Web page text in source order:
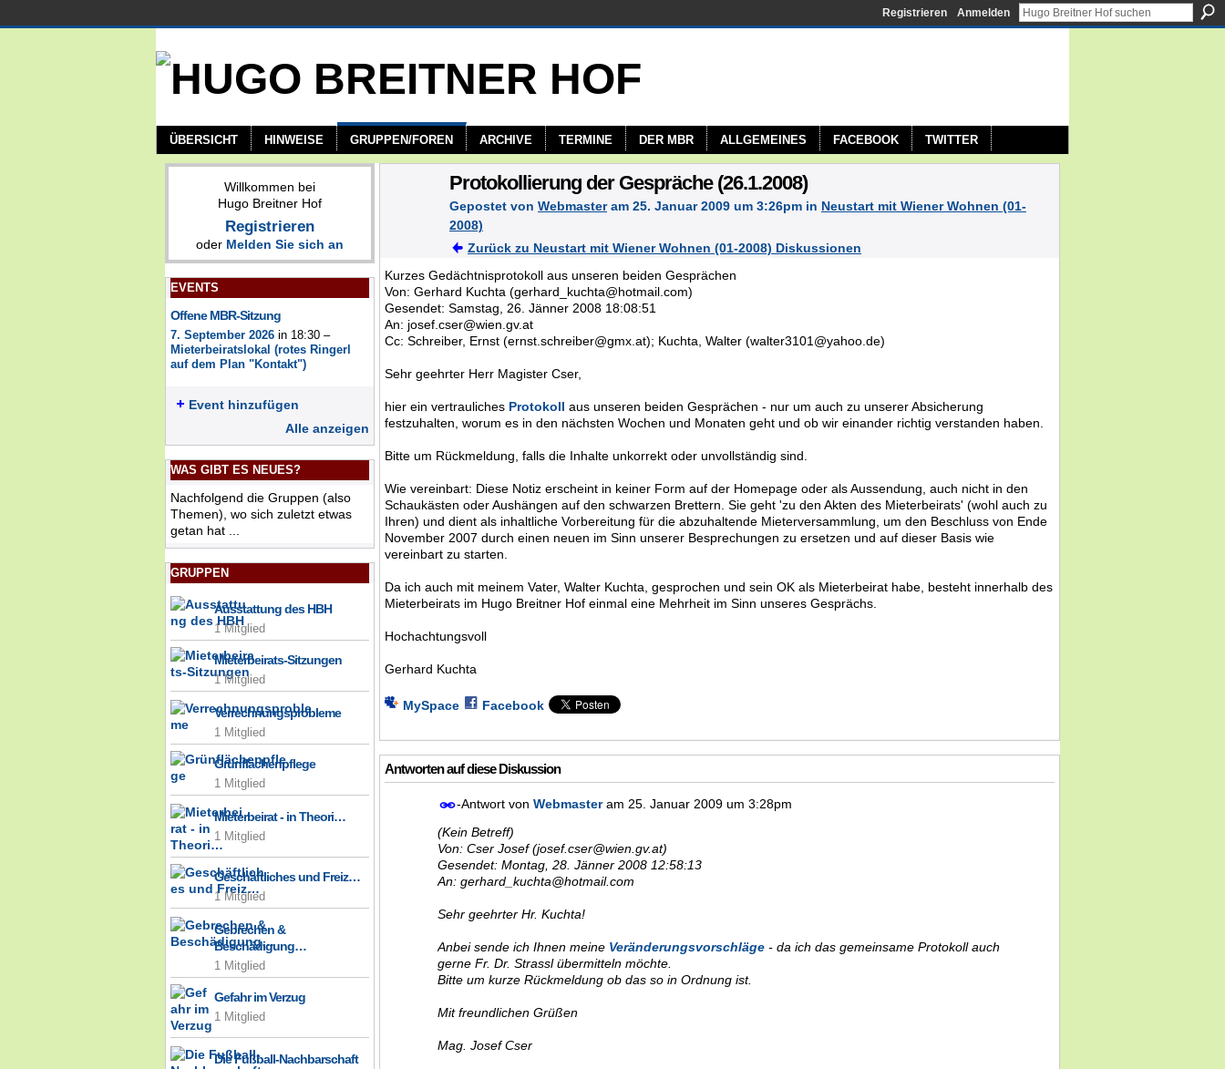
Registrieren Anmelden
ÜBERSICHT HINWEISE GRUPPEN/FOREN ARCHIVE TERMINE DER MBR ALLGEMEINES FACEBOOK TWITTER
Willkommen bei
Hugo Breitner Hof
Registrieren
oder Melden Sie sich an
EVENTS
Offene MBR-Sitzung
7. September 2026 in 18:30 –
Mieterbeiratslokal (rotes Ringerl
auf dem Plan "Kontakt")
Event hinzufügen
Alle anzeigen
WAS GIBT ES NEUES?
Nachfolgend die Gruppen (also
Themen), wo sich zuletzt etwas
getan hat ...
GRUPPEN
Ausstattung des HBH
1 Mitglied
Mieterbeirats-Sitzungen
1 Mitglied
Verrechnungsprobleme
1 Mitglied
Grünflächenpflege
1 Mitglied
Mieterbeirat - in Theori…
1 Mitglied
Geschäftliches und Freiz…
1 Mitglied
Gebrechen &
Beschädigung…
1 Mitglied
Gefahr im Verzug
1 Mitglied
Die Fußball-Nachbarschaft
Protokollierung der Gespräche (26.1.2008)
Gepostet von Webmasteram 25. Januar 2009 um 3:26pm in Neustart mit Wiener Wohnen (01-
2008)
Zurück zu Neustart mit Wiener Wohnen (01-2008) Diskussionen
Von: Gerhard Kuchta (gerhard_kuchta@hotmail.com)
Gesendet: Samstag, 26. Jänner 2008 18:08:51
An: josef.cser@wien.gv.at
Cc: Schreiber, Ernst (ernst.schreiber@gmx.at); Kuchta, Walter (walter3101@yahoo.de)
Sehr geehrter Herr Magister Cser,
hier ein vertrauliches Protokoll aus unseren beiden Gesprächen - nur um auch zu unserer Absicherung
festzuhalten, worum es in den nächsten Wochen und Monaten geht und ob wir einander richtig verstanden haben.
Bitte um Rückmeldung, falls die Inhalte unkorrekt oder unvollständig sind.
Wie vereinbart: Diese Notiz erscheint in keiner Form auf der Homepage oder als Aussendung, auch nicht in den
Schaukästen oder Aushängen auf den schwarzen Brettern. Sie geht 'zu den Akten des Mieterbeirats' (wohl auch zu
Ihren) und dient als inhaltliche Vorbereitung für die abzuhaltende Mieterversammlung, um den Beschluss von Ende
November 2007 durch einen neuen im Sinn unserer Besprechungen zu ersetzen und auf dieser Basis wie
vereinbart zu starten.
Da ich auch mit meinem Vater, Walter Kuchta, gesprochen und sein OK als Mieterbeirat habe, besteht innerhalb des
Mieterbeirats im Hugo Breitner Hof einmal eine Mehrheit im Sinn unseres Gesprächs.
Hochachtungsvoll
Gerhard Kuchta
MySpace Facebook
Antworten auf diese Diskussion
-Antwort von Webmasteram 25. Januar 2009 um 3:28pm
Von: Cser Josef (josef.cser@wien.gv.at)
Gesendet: Montag, 28. Jänner 2008 12:58:13
An: gerhard_kuchta@hotmail.com
Sehr geehrter Hr. Kuchta!
Anbei sende ich Ihnen meine Veränderungsvorschläge - da ich das gemeinsame Protokoll auch
gerne Fr. Dr. Strassl übermitteln möchte.
Bitte um kurze Rückmeldung ob das so in Ordnung ist.
Mit freundlichen Grüßen
Mag. Josef Cser